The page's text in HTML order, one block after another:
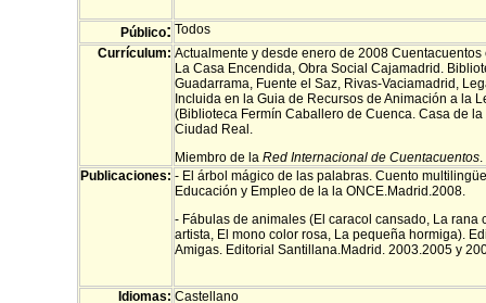
Público: Todos
Currículum: Actualmente y desde enero de 2008
La Casa Encendida, Obra Social Cajamadrid.
Guadarrama, Fuente el Saz, Rivas-Vaciamadrid,
Incluida en la Guia de Recursos de Animación a la
(Biblioteca Fermín Caballero de Cuenca. Casa de
Ciudad Real.
Miembro de la Red Internacional de Cuentacuentos.
Publicaciones: - El árbol mágico de las palabras. Cuento
Educación y Empleo de la la ONCE.Madrid.2008.
- Fábulas de animales (El caracol cansado, La rana
artista, El mono color rosa, La pequeña hormiga).
Amigas. Editorial Santillana.Madrid. 2003.2005 y
Idiomas: Castellano